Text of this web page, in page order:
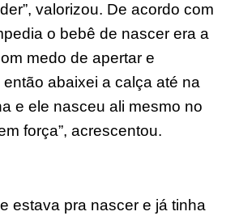
valorizou. De acordo com
o bebê de nascer era a
medo de apertar e
abaixei a calça até na
e ele nasceu ali mesmo no
força”, acrescentou.
estava pra nascer e já tinha